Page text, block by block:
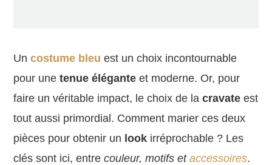
Uncostume bleu est un choix incontournable
pour unetenue élégante et moderne. Or, pour
faire un véritable impact, le choix de lacravateest
tout aussi primordial. Comment marier ces deux
pièces pour obtenir un look irréprochable ? Les
clés sont ici, entrecouleur, motifs etaccessoires.